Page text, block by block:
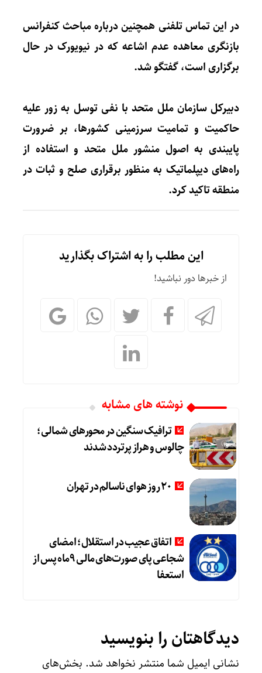
در این تماس تلفنی همچنین درباره مباحث کنفرانس
بازنگری معاهده عدم اشاعه که در نیویورک در حال
برگزاری است، گفتگو شد.
دبیرکل سازمان ملل متحد با نفی توسل به زور علیه
حاکمیت و تمامیت سرزمینی کشورها، بر ضرورت
پایبندی به اصول منشور ملل متحد و استفاده از
راه‌های دیپلماتیک به منظور برقراری صلح و ثبات در
منطقه تاکید کرد.
این مطلب را به اشتراک بگذارید
از خبرها دور نباشید!
نوشته های مشابه
ترافیک سنگین در محورهای شمالی؛
چالوس و هراز پرتردد شدند
20 روز هوای ناسالم در تهران
اتفاق عجیب در استقلال؛ امضای
شجاعی پای صورت‌های مالی ٩ماه پس از
استعفا
دیدگاهتان را بنویسید
نشانی ایمیل شما منتشر نخواهد شد. بخش‌های